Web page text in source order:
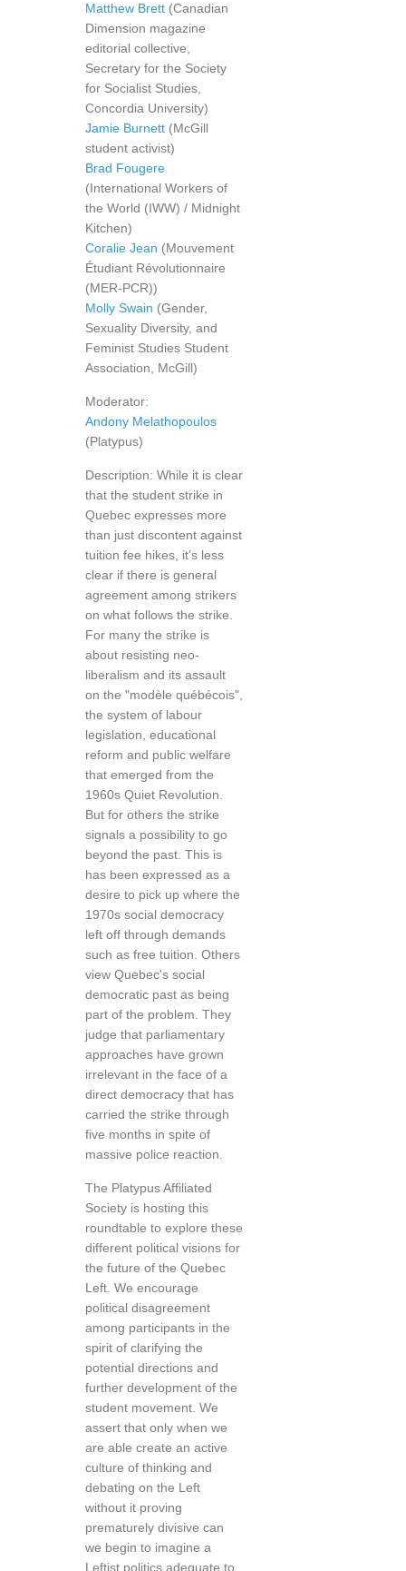
Matthew Brett (Canadian
Dimension magazine
editorial collective,
Secretary for the Society
for Socialist Studies,
Concordia University)
Jamie Burnett (McGill
student activist)
Brad Fougere
(International Workers of
the World (IWW) / Midnight
Kitchen)
Coralie Jean (Mouvement
Étudiant Révolutionnaire
(MER-PCR))
Molly Swain (Gender,
Sexuality Diversity, and
Feminist Studies Student
Association, McGill)
Moderator:
Andony Melathopoulos
(Platypus)
Description: While it is clear
that the student strike in
Quebec expresses more
than just discontent against
tuition fee hikes, it’s less
clear if there is general
agreement among strikers
on what follows the strike.
For many the strike is
about resisting neo-
liberalism and its assault
on the "modèle québécois",
the system of labour
legislation, educational
reform and public welfare
that emerged from the
1960s Quiet Revolution.
But for others the strike
signals a possibility to go
beyond the past. This is
has been expressed as a
desire to pick up where the
1970s social democracy
left off through demands
such as free tuition. Others
view Quebec's social
democratic past as being
part of the problem. They
judge that parliamentary
approaches have grown
irrelevant in the face of a
direct democracy that has
carried the strike through
five months in spite of
massive police reaction.
The Platypus Affiliated
Society is hosting this
roundtable to explore these
different political visions for
the future of the Quebec
Left. We encourage
political disagreement
among participants in the
spirit of clarifying the
potential directions and
further development of the
student movement. We
assert that only when we
are able create an active
culture of thinking and
debating on the Left
without it proving
prematurely divisive can
we begin to imagine a
Leftist politics adequate to